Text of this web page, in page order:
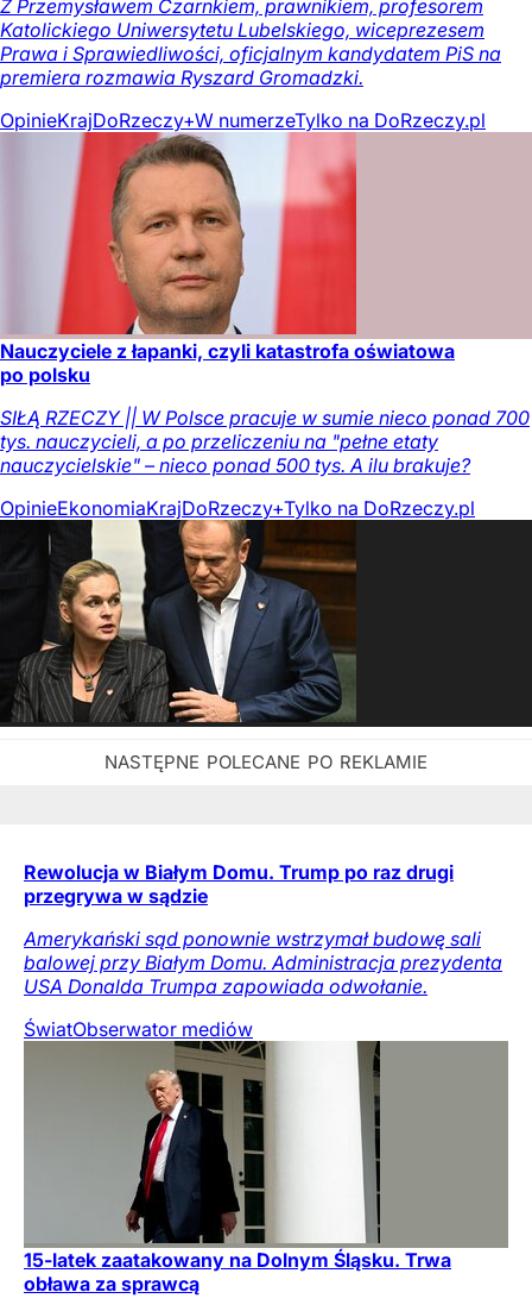
Z Przemysławem Czarnkiem, prawnikiem, profesorem
Katolickiego Uniwersytetu Lubelskiego, wiceprezesem
Prawa i Sprawiedliwości, oficjalnym kandydatem PiS na
premiera rozmawia Ryszard Gromadzki.
OpinieKrajDoRzeczy+W numerzeTylko na DoRzeczy.pl
Nauczyciele z łapanki, czyli katastrofa oświatowa
po polsku
SIŁĄ RZECZY || W Polsce pracuje w sumie nieco ponad 700
tys. nauczycieli, a po przeliczeniu na "pełne etaty
nauczycielskie" – nieco ponad 500 tys. A ilu brakuje?
OpinieEkonomiaKrajDoRzeczy+Tylko na DoRzeczy.pl
Rewolucja w Białym Domu. Trump po raz drugi
przegrywa w sądzie
Amerykański sąd ponownie wstrzymał budowę sali
balowej przy Białym Domu. Administracja prezydenta
USA Donalda Trumpa zapowiada odwołanie.
ŚwiatObserwator mediów
15-latek zaatakowany na Dolnym Śląsku. Trwa
obława za sprawcą